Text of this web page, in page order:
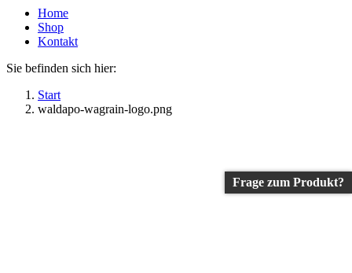
Home
Shop
Kontakt
Sie befinden sich hier:
Start
waldapo-wagrain-logo.png
Frage zum Produkt?